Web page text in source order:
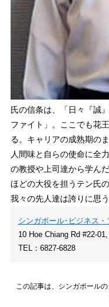
氏の信条は、「日々『誠
ファイト」。ここでも花
る。キャリアの成熟期の
人間味と自らの使命に全
の教授や上司達から学ん
ほどの大役を担うテン氏
我々の先人達は誇りに思
シンガポール･ビジネス・
10 Hoe Chiang Rd #22-
TEL：6827-6828
この記事は、シンガポール